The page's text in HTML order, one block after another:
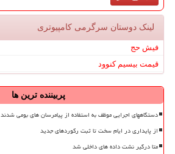
لینک دوستان سرگرمی كامپیوتری
فیش حج
قیمت بیسیم کنوود
پربیننده ترین ها
دستگاههای اجرایی موظف به استفاده از پیامرسان های بومی شدند
از پایداری در ایام سخت تا ثبت رکوردهای جدید
متا درگیر نشت داده های داخلی شد